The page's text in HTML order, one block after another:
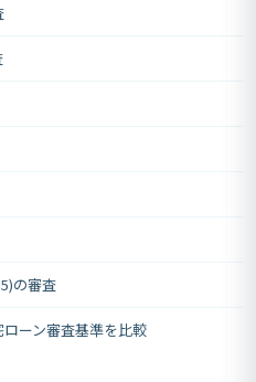
の審査
ーン審査基準を比較